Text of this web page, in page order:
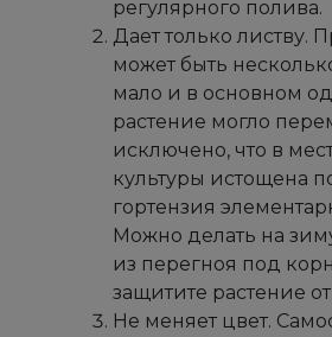
регулярного полива.
Дает только листву.
может быть
мало и в основном
растение могло
исключено, что в
культуры истощена
гортензия
Можно делать на
из перегноя под
защитите растение
Не меняет цвет.